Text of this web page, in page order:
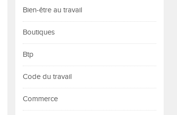
Bien-être au travail
Boutiques
Btp
Code du travail
Commerce